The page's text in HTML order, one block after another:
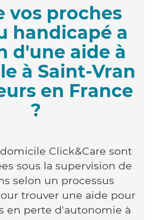
vos proches
handicapé a
d'une aide à
à Saint-Vran
en France
?
domicile Click&Care sont
sous la supervision de
selon un processus
trouver une aide pour
en perte d'autonomie à